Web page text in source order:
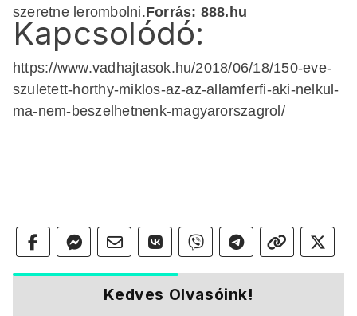
szeretne lerombolni.Forrás: 888.hu
Kapcsolódó:
https://www.vadhajtasok.hu/2018/06/18/150-eve-
szuletett-horthy-miklos-az-az-allamferfi-aki-nelkul-
ma-nem-beszelhetnenk-magyarorszagrol/
Kedves Olvasóink!